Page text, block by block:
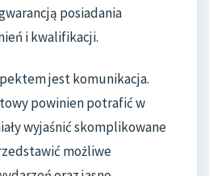
posiadania
i kwalifikacji.
jest komunikacja.
powinien potrafić w
wyjaśnić skomplikowane
możliwe